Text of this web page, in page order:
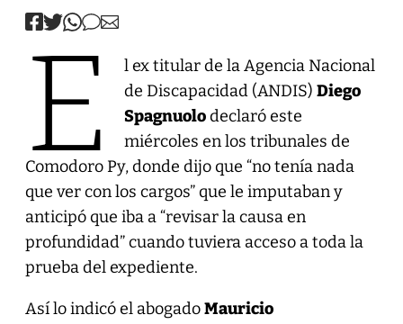
E
l ex titular de la Agencia Nacional
de Discapacidad (ANDIS) Diego
Spagnuolodeclaró este
miércoles en los tribunales de
Comodoro Py, donde dijo que “no tenía nada
que ver con los cargos” que le imputaban y
anticipó que iba a “revisar la causa en
profundidad” cuando tuviera acceso a toda la
prueba del expediente.
Así lo indicó el abogadoMauricio